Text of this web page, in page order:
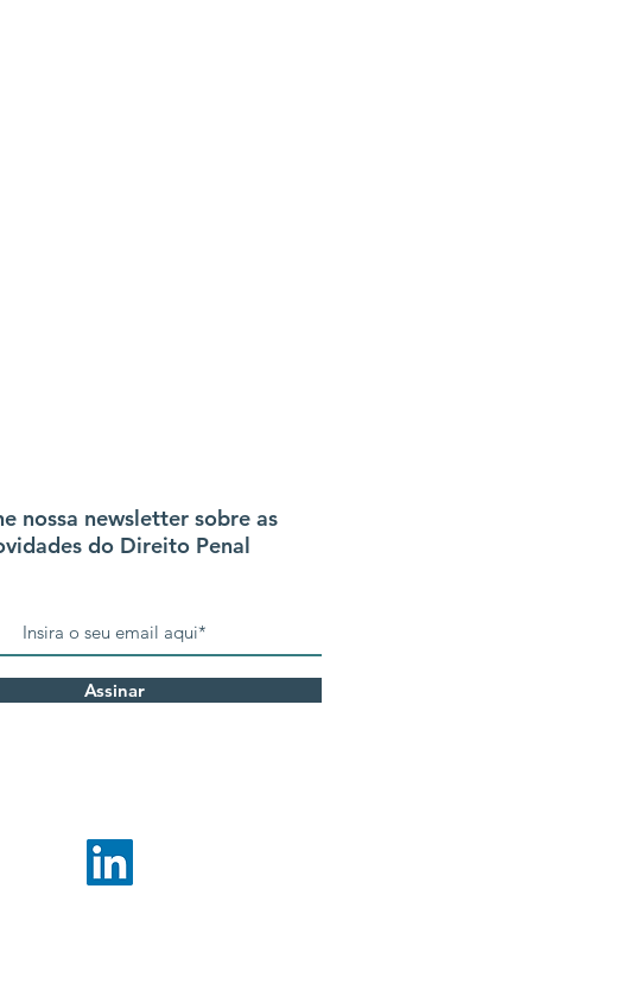
nossa newsletter sobre as
do Direito Penal
Assinar